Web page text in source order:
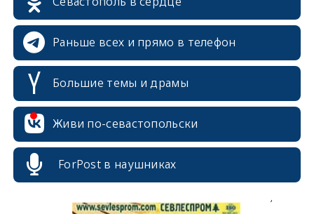
Раньше всех и прямо в телефон
Большие темы и драмы
Живи по-севастопольски
ForPost в наушниках